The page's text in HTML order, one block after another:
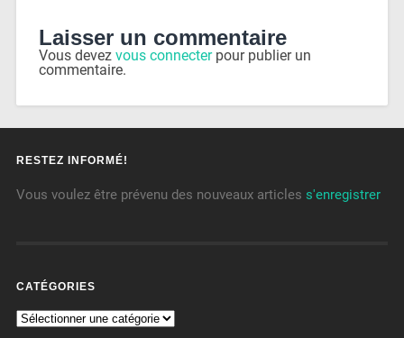
Laisser un commentaire
Vous devez vous connecterpour publier un
commentaire.
RESTEZ INFORMÉ!
Vous voulez être prévenu des nouveaux articles s'enregistrer
CATÉGORIES